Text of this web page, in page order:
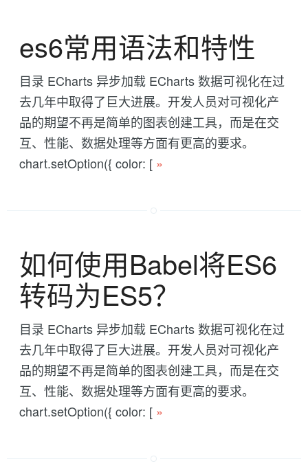
es6常用语法和特性
目录 ECharts 异步加载 ECharts 数据可视化在过
去几年中取得了巨大进展。开发人员对可视化产
品的期望不再是简单的图表创建工具，而是在交
互、性能、数据处理等方面有更高的要求。
chart.setOption({ color: [ »
如何使用Babel将ES6
转码为ES5？
目录 ECharts 异步加载 ECharts 数据可视化在过
去几年中取得了巨大进展。开发人员对可视化产
品的期望不再是简单的图表创建工具，而是在交
互、性能、数据处理等方面有更高的要求。
chart.setOption({ color: [ »